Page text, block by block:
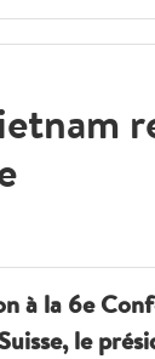
à la 6e
le